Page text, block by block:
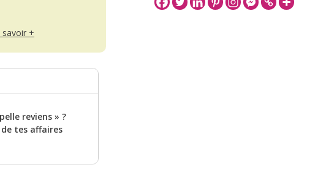
savoir +
reviens » ?
tes affaires